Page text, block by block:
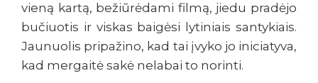
vieną kartą, bežiūrėdami filmą, jiedu pradėjo
bučiuotis ir viskas baigėsi lytiniais santykiais.
Jaunuolis pripažino, kad tai įvyko jo iniciatyva,
kad mergaitė sakė nelabai to norinti.